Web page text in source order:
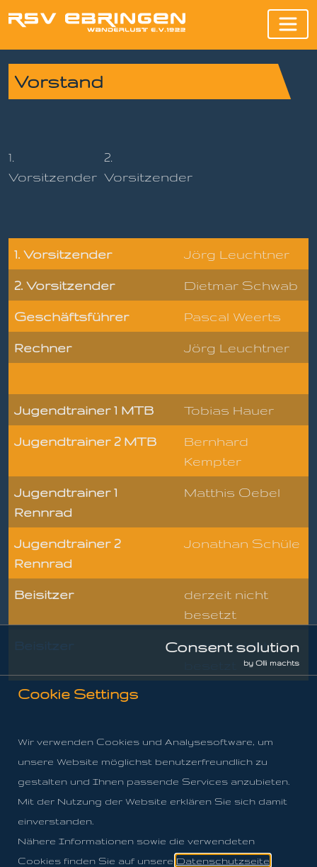
Vorstand
1.
Vorsitzender
2.
Vorsitzender
1. Vorsitzender Jörg Leuchtner
2. Vorsitzender Dietmar Schwab
Geschäftsführer Pascal Weerts
Rechner Jörg Leuchtner
Jugendtrainer 1 MTB Tobias Hauer
Jugendtrainer 2 MTB
Bernhard
Kempter
Jugendtrainer 1
Rennrad
Matthis Oebel
Jugendtrainer 2
Rennrad
Jonathan Schüle
Beisitzer
derzeit nicht
besetzt
derzeit nicht
Consent solution
by Olli machts
Cookie Settings
Wir verwenden Cookies und Analysesoftware, um
unsere Website möglichst benutzerfreundlich zu
gestalten und Ihnen passende Services anzubieten.
Mit der Nutzung der Website erklären Sie sich damit
einverstanden.
Nähere Informationen sowie die verwendeten
Cookies finden Sie auf unsere Datenschutzseite